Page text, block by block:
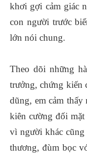
khơi gợi cảm giác
con người trước
lớn nói chung.
Theo dõi những
trưởng, chứng kiến
dũng, em cảm thấy
kiên cường đối
vì người khác cũng
thương, đùm bọc